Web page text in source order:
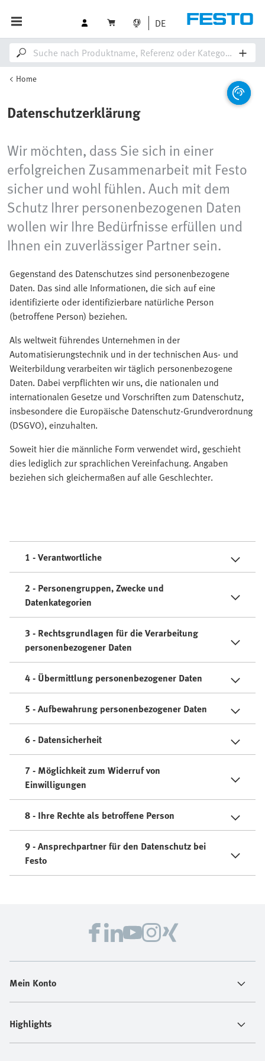
DE
Home
Datenschutzerklärung
Wir möchten, dass Sie sich in einer
erfolgreichen Zusammenarbeit mit Festo
sicher und wohl fühlen. Auch mit dem
Schutz Ihrer personenbezogenen Daten
wollen wir Ihre Bedürfnisse erfüllen und
Ihnen ein zuverlässiger Partner sein.
Gegenstand des Datenschutzes sind personenbezogene
Daten. Das sind alle Informationen, die sich auf eine
identifizierte oder identifizierbare natürliche Person
(betroffene Person) beziehen.
Als weltweit führendes Unternehmen in der
Automatisierungstechnik und in der technischen Aus- und
Weiterbildung verarbeiten wir täglich personenbezogene
Daten. Dabei verpflichten wir uns, die nationalen und
internationalen Gesetze und Vorschriften zum Datenschutz,
insbesondere die Europäische Datenschutz-Grundverordnung
(DSGVO), einzuhalten.
Soweit hier die männliche Form verwendet wird, geschieht
dies lediglich zur sprachlichen Vereinfachung. Angaben
beziehen sich gleichermaßen auf alle Geschlechter.
1 - Verantwortliche
2 - Personengruppen, Zwecke und
Datenkategorien
3 - Rechtsgrundlagen für die Verarbeitung
personenbezogener Daten
4 - Übermittlung personenbezogener Daten
5 - Aufbewahrung personenbezogener Daten
6 - Datensicherheit
7 - Möglichkeit zum Widerruf von
Einwilligungen
8 - Ihre Rechte als betroffene Person
9 - Ansprechpartner für den Datenschutz bei
Festo
Mein Konto
Highlights